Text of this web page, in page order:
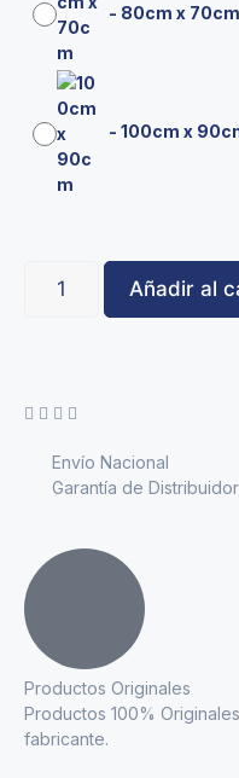
- 80cm x 70cm
- 100cm x
Añadir al
Envío Nacional
Garantía de Distribuidor
Productos Originales
Productos 100%
fabricante.